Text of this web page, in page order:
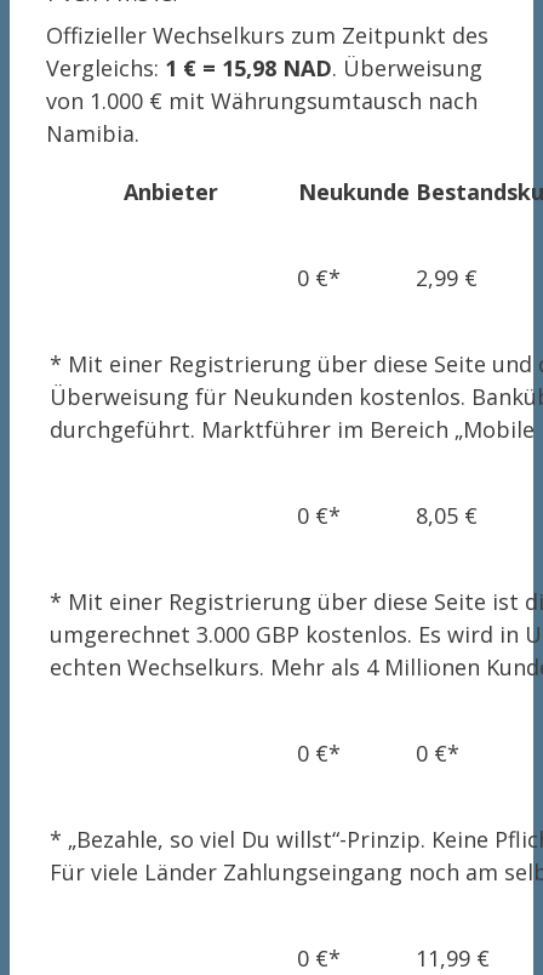
Offizieller Wechselkurs zum Zeitpunkt des
Vergleichs: 1 € = 15,98 NAD. Überweisung
von 1.000 € mit Währungsumtausch nach
Namibia.
Anbieter
Neukunde
0 €* 2,99 €
* Mit einer Registrierung über diese Seite und
Überweisung für Neukunden kostenlos.
durchgeführt. Marktführer im Bereich „Mobile
0 €* 8,05 €
* Mit einer Registrierung über diese Seite ist
umgerechnet 3.000 GBP kostenlos. Es wird
echten Wechselkurs. Mehr als 4 Millionen
0 €* 0 €*
* „Bezahle, so viel Du willst“-Prinzip. Keine
Für viele Länder Zahlungseingang noch am
0 €* 11,99 €